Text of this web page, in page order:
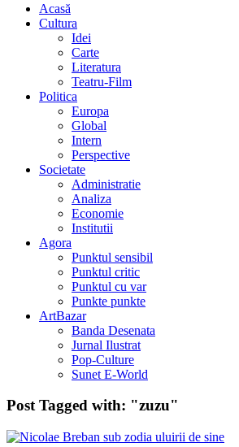
Acasă
Cultura
Idei
Carte
Literatura
Teatru-Film
Politica
Europa
Global
Intern
Perspective
Societate
Administratie
Analiza
Economie
Institutii
Agora
Punktul sensibil
Punktul critic
Punktul cu var
Punkte punkte
ArtBazar
Banda Desenata
Jurnal Ilustrat
Pop-Culture
Sunet E-World
Post Tagged with: "zuzu"